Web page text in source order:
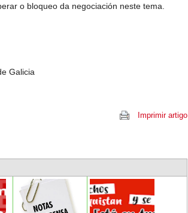
o bloqueo da negociación neste tema.
Galicia
Imprimir artigo